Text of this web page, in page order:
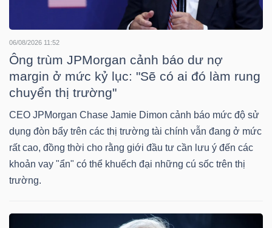
06/08/2026 11:52
Ông trùm JPMorgan cảnh báo dư nợ
margin ở mức kỷ lục: "Sẽ có ai đó làm rung
chuyển thị trường"
CEO JPMorgan Chase Jamie Dimon cảnh báo mức độ sử
dụng đòn bẩy trên các thị trường tài chính vẫn đang ở mức
rất cao, đồng thời cho rằng giới đầu tư cần lưu ý đến các
khoản vay "ẩn" có thể khuếch đại những cú sốc trên thị
trường.
ĐỘNG
TÀI
CHÍNH